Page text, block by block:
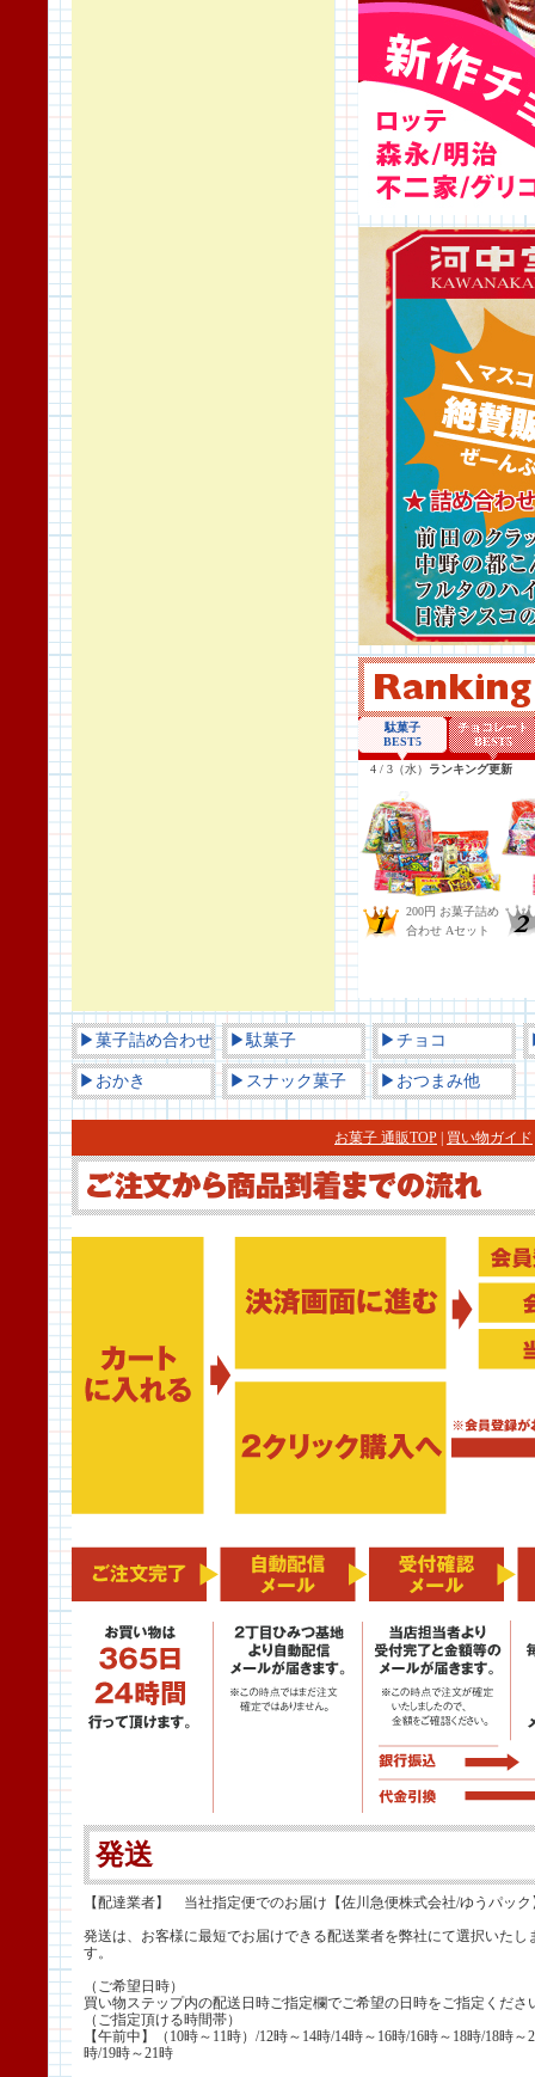
▶菓子詰め合わせ ▶駄菓子 ▶チョコ
▶おかき ▶スナック菓子 ▶おつまみ他
お菓子 通販TOP 買い物ガイド
発送
【配達業者】 当社指定便でのお届け【佐川急便株式会社/ゆうパック
発送は、お客様に最短でお届けできる配送業者を弊社にて選択いたし
す。
（ご希望日時）
買い物ステップ内の配送日時ご指定欄でご希望の日時をご指定くださ
（ご指定頂ける時間帯）
【午前中】（10時～11時）/12時～14時/14時～16時/16時～18時/18時～
時/19時～21時